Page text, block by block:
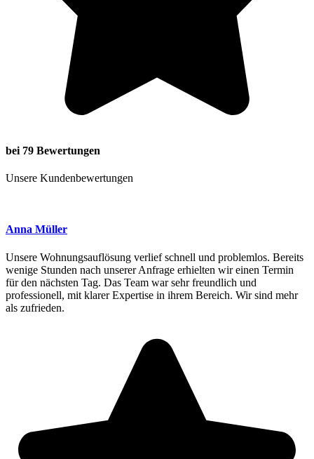
bei 79 Bewertungen
Unsere Kundenbewertungen
Anna Müller
Unsere Wohnungsauflösung verlief schnell und problemlos. Bereits
wenige Stunden nach unserer Anfrage erhielten wir einen Termin
für den nächsten Tag. Das Team war sehr freundlich und
professionell, mit klarer Expertise in ihrem Bereich. Wir sind mehr
als zufrieden.